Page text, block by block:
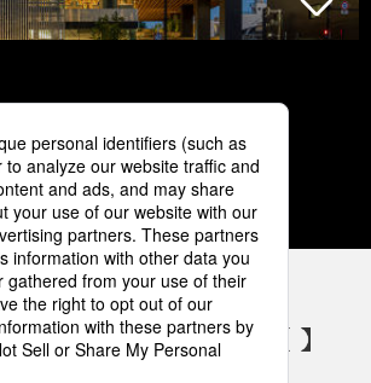
2 3 4 5
クの電気設備 SNSアカウント